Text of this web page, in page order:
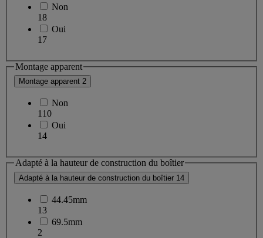
Non
18
Oui
17
Montage apparent
Montage apparent 2
Non
110
Oui
14
Adapté à la hauteur de construction du boîtier
Adapté à la hauteur de construction du boîtier 14
44.45mm
13
69.5mm
2